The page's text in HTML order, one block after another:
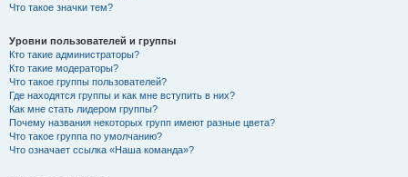
Что такое значки тем?
Уровни пользователей и группы
Кто такие администраторы?
Кто такие модераторы?
Что такое группы пользователей?
Где находятся группы и как мне вступить в них?
Как мне стать лидером группы?
Почему названия некоторых групп имеют разные цвета?
Что такое группа по умолчанию?
Что означает ссылка «Наша команда»?